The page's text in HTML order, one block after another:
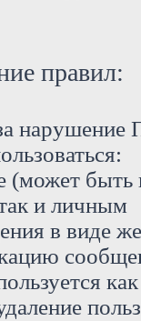
правил:
(может
и личным
в виде